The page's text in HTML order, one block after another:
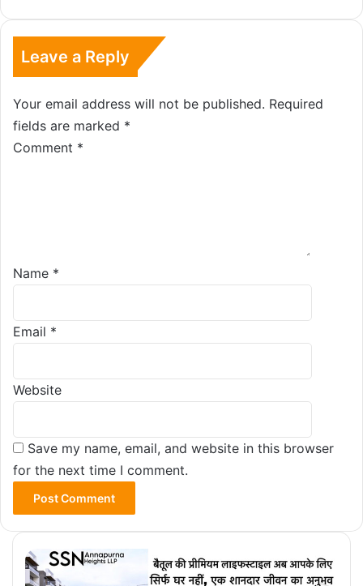
Leave a Reply
Your email address will not be published. Required
fields are marked *
Comment *
Name *
Email *
Website
Save my name, email, and website in this browser
for the next time I comment.